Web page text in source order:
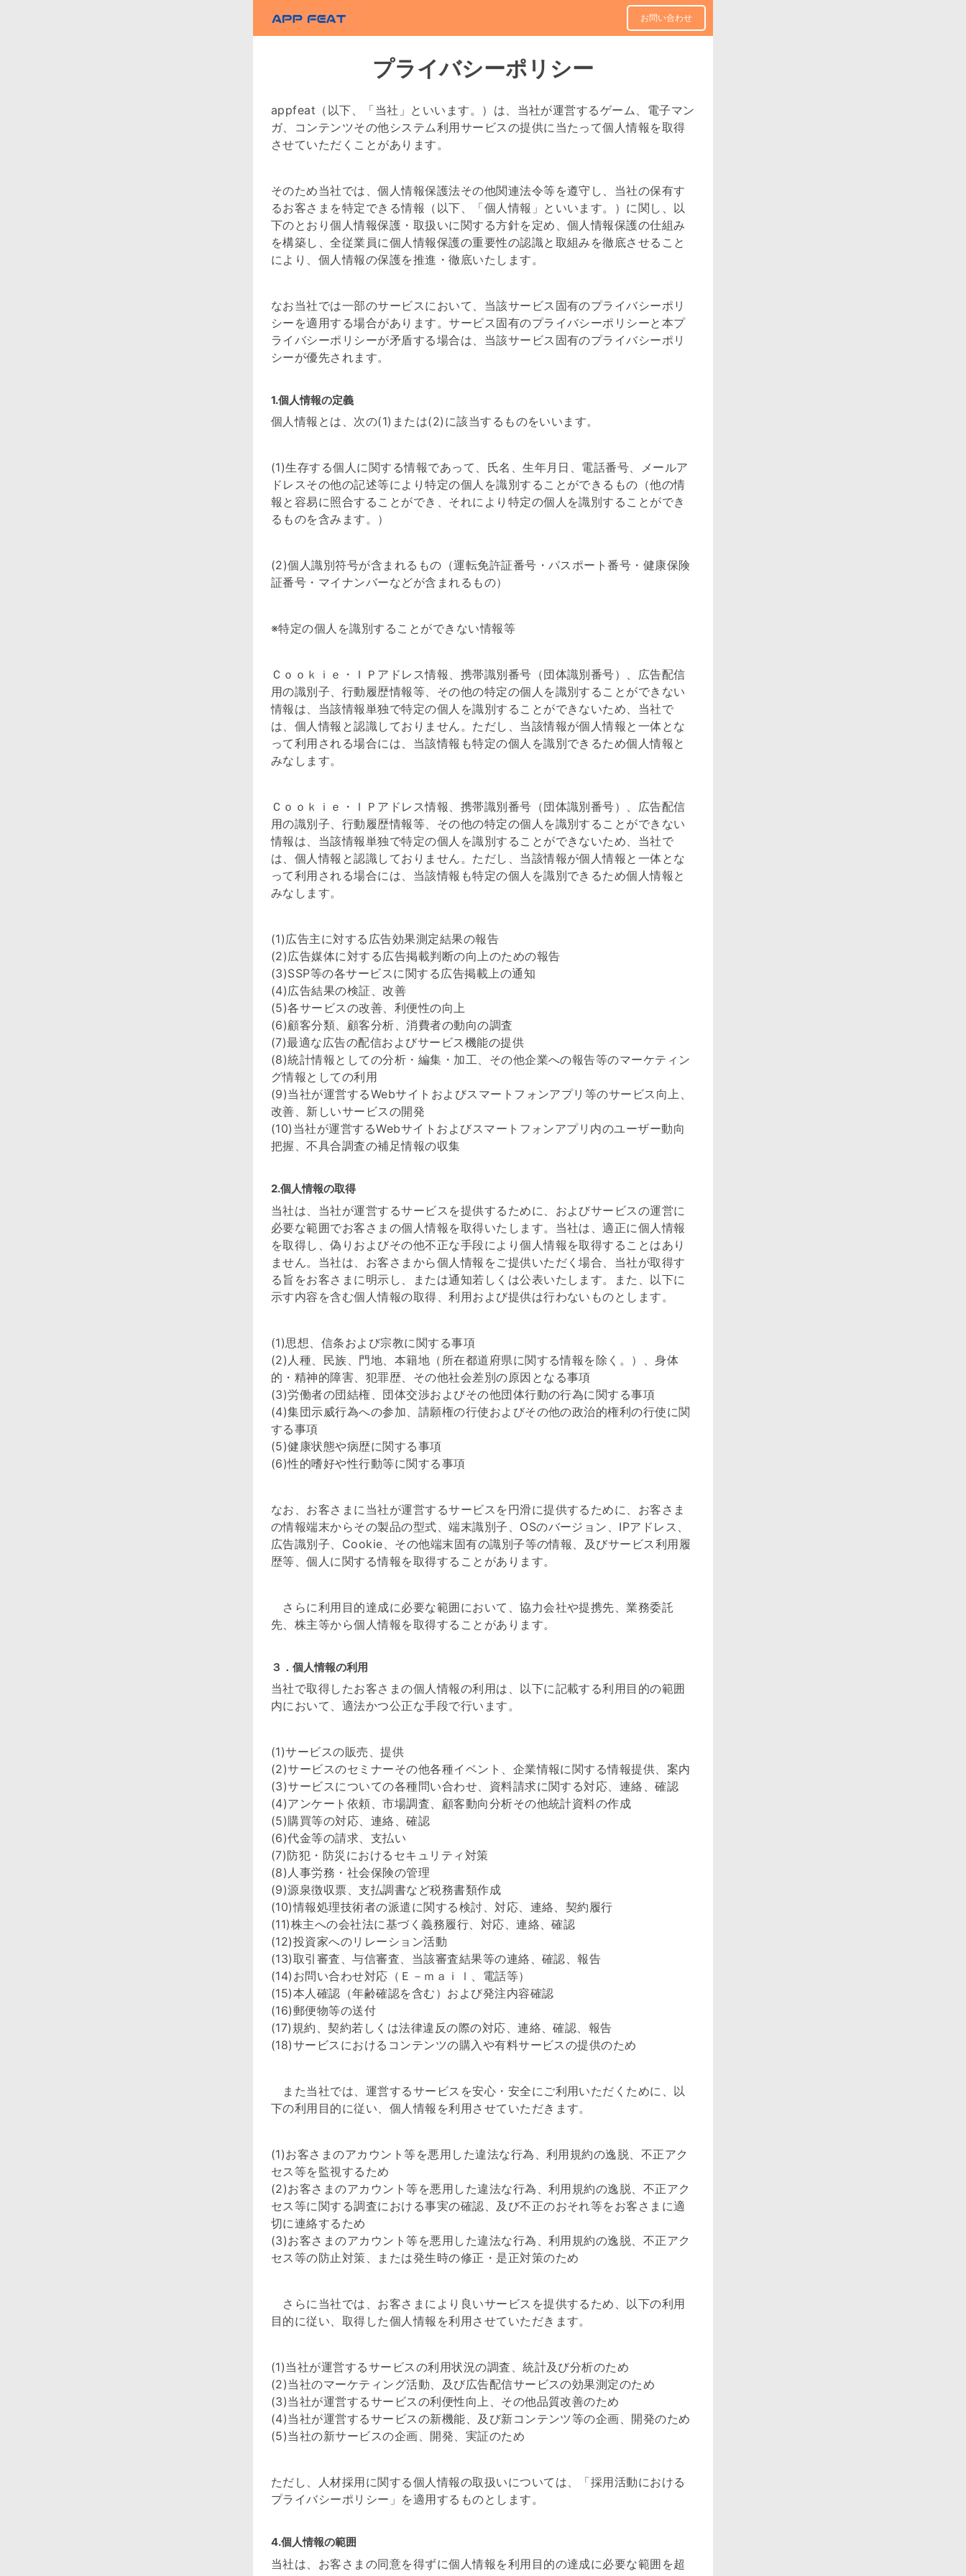
お問い合わせ
プライバシーポリシー
appfeat（以下、「当社」といいます。）は、当社が運営するゲーム、電子マン
ガ、コンテンツその他システム利用サービスの提供に当たって個人情報を取得
させていただくことがあります。
そのため当社では、個人情報保護法その他関連法令等を遵守し、当社の保有す
るお客さまを特定できる情報（以下、「個人情報」といいます。）に関し、以
下のとおり個人情報保護・取扱いに関する方針を定め、個人情報保護の仕組み
を構築し、全従業員に個人情報保護の重要性の認識と取組みを徹底させること
により、個人情報の保護を推進・徹底いたします。
なお当社では一部のサービスにおいて、当該サービス固有のプライバシーポリ
シーを適用する場合があります。サービス固有のプライバシーポリシーと本プ
ライバシーポリシーが矛盾する場合は、当該サービス固有のプライバシーポリ
シーが優先されます。
1.個人情報の定義
個人情報とは、次の(1)または(2)に該当するものをいいます。
(1)生存する個人に関する情報であって、氏名、生年月日、電話番号、メールア
ドレスその他の記述等により特定の個人を識別することができるもの（他の情
報と容易に照合することができ、それにより特定の個人を識別することができ
るものを含みます。）
(2)個人識別符号が含まれるもの（運転免許証番号・パスポート番号・健康保険
証番号・マイナンバーなどが含まれるもの）
※特定の個人を識別することができない情報等
Ｃｏｏｋｉｅ・ＩＰアドレス情報、携帯識別番号（団体識別番号）、広告配信
用の識別子、行動履歴情報等、その他の特定の個人を識別することができない
情報は、当該情報単独で特定の個人を識別することができないため、当社で
は、個人情報と認識しておりません。ただし、当該情報が個人情報と一体とな
って利用される場合には、当該情報も特定の個人を識別できるため個人情報と
みなします。
Ｃｏｏｋｉｅ・ＩＰアドレス情報、携帯識別番号（団体識別番号）、広告配信
用の識別子、行動履歴情報等、その他の特定の個人を識別することができない
情報は、当該情報単独で特定の個人を識別することができないため、当社で
は、個人情報と認識しておりません。ただし、当該情報が個人情報と一体とな
って利用される場合には、当該情報も特定の個人を識別できるため個人情報と
みなします。
(1)広告主に対する広告効果測定結果の報告
(2)広告媒体に対する広告掲載判断の向上のための報告
(3)SSP等の各サービスに関する広告掲載上の通知
(4)広告結果の検証、改善
(5)各サービスの改善、利便性の向上
(6)顧客分類、顧客分析、消費者の動向の調査
(7)最適な広告の配信およびサービス機能の提供
(8)統計情報としての分析・編集・加工、その他企業への報告等のマーケティン
グ情報としての利用
(9)当社が運営するWebサイトおよびスマートフォンアプリ等のサービス向上、
改善、新しいサービスの開発
(10)当社が運営するWebサイトおよびスマートフォンアプリ内のユーザー動向
把握、不具合調査の補足情報の収集
2.個人情報の取得
当社は、当社が運営するサービスを提供するために、およびサービスの運営に
必要な範囲でお客さまの個人情報を取得いたします。当社は、適正に個人情報
を取得し、偽りおよびその他不正な手段により個人情報を取得することはあり
ません。当社は、お客さまから個人情報をご提供いただく場合、当社が取得す
る旨をお客さまに明示し、または通知若しくは公表いたします。また、以下に
示す内容を含む個人情報の取得、利用および提供は行わないものとします。
(1)思想、信条および宗教に関する事項
(2)人種、民族、門地、本籍地（所在都道府県に関する情報を除く。）、身体
的・精神的障害、犯罪歴、その他社会差別の原因となる事項
(3)労働者の団結権、団体交渉およびその他団体行動の行為に関する事項
(4)集団示威行為への参加、請願権の行使およびその他の政治的権利の行使に関
する事項
(5)健康状態や病歴に関する事項
(6)性的嗜好や性行動等に関する事項
なお、お客さまに当社が運営するサービスを円滑に提供するために、お客さま
の情報端末からその製品の型式、端末識別子、OSのバージョン、IPアドレス、
広告識別子、Cookie、その他端末固有の識別子等の情報、及びサービス利用履
歴等、個人に関する情報を取得することがあります。
さらに利用目的達成に必要な範囲において、協力会社や提携先、業務委託
先、株主等から個人情報を取得することがあります。
３．個人情報の利用
当社で取得したお客さまの個人情報の利用は、以下に記載する利用目的の範囲
内において、適法かつ公正な手段で行います。
(1)サービスの販売、提供
(2)サービスのセミナーその他各種イベント、企業情報に関する情報提供、案内
(3)サービスについての各種問い合わせ、資料請求に関する対応、連絡、確認
(4)アンケート依頼、市場調査、顧客動向分析その他統計資料の作成
(5)購買等の対応、連絡、確認
(6)代金等の請求、支払い
(7)防犯・防災におけるセキュリティ対策
(8)人事労務・社会保険の管理
(9)源泉徴収票、支払調書など税務書類作成
(10)情報処理技術者の派遣に関する検討、対応、連絡、契約履行
(11)株主への会社法に基づく義務履行、対応、連絡、確認
(12)投資家へのリレーション活動
(13)取引審査、与信審査、当該審査結果等の連絡、確認、報告
(14)お問い合わせ対応（Ｅ－ｍａｉｌ、電話等）
(15)本人確認（年齢確認を含む）および発注内容確認
(16)郵便物等の送付
(17)規約、契約若しくは法律違反の際の対応、連絡、確認、報告
(18)サービスにおけるコンテンツの購入や有料サービスの提供のため
また当社では、運営するサービスを安心・安全にご利用いただくために、以
下の利用目的に従い、個人情報を利用させていただきます。
(1)お客さまのアカウント等を悪用した違法な行為、利用規約の逸脱、不正アク
セス等を監視するため
(2)お客さまのアカウント等を悪用した違法な行為、利用規約の逸脱、不正アク
セス等に関する調査における事実の確認、及び不正のおそれ等をお客さまに適
切に連絡するため
(3)お客さまのアカウント等を悪用した違法な行為、利用規約の逸脱、不正アク
セス等の防止対策、または発生時の修正・是正対策のため
さらに当社では、お客さまにより良いサービスを提供するため、以下の利用
目的に従い、取得した個人情報を利用させていただきます。
(1)当社が運営するサービスの利用状況の調査、統計及び分析のため
(2)当社のマーケティング活動、及び広告配信サービスの効果測定のため
(3)当社が運営するサービスの利便性向上、その他品質改善のため
(4)当社が運営するサービスの新機能、及び新コンテンツ等の企画、開発のため
(5)当社の新サービスの企画、開発、実証のため
ただし、人材採用に関する個人情報の取扱いについては、「採用活動における
プライバシーポリシー」を適用するものとします。
4.個人情報の範囲
当社は、お客さまの同意を得ずに個人情報を利用目的の達成に必要な範囲を超